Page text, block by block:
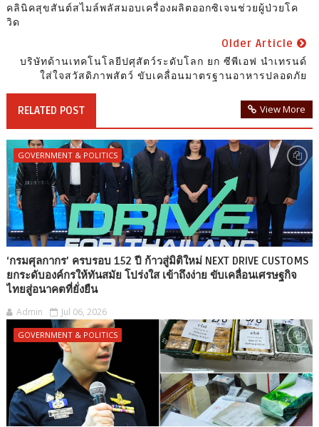
คลินิคสุขสันต์สไมล์พลัสมอบเครื่องผลิตออกซิเจนช่วยผู้ป่วยโค
วิด
Older Article
บริษัทด้านเทคโนโลยีปศุสัตว์ระดับโลก ยก ซีพีเอฟ นำเทรนด์
ใส่ใจสวัสดิภาพสัตว์ ขับเคลื่อนมาตรฐานอาหารปลอดภัย
RELATED POST View More
GOVERNMENT & POLITICS
‘กรมศุลกากร’ ครบรอบ 152 ปี ก้าวสู่มิติใหม่ NEXT DRIVE CUSTOMS
ยกระดับองค์กรให้ทันสมัย โปร่งใส เข้าถึงง่าย ขับเคลื่อนเศรษฐกิจ
ไทยสู่อนาคตที่ยั่งยืน
Admin Jul 06, 2026
GOVERNMENT & POLITICS